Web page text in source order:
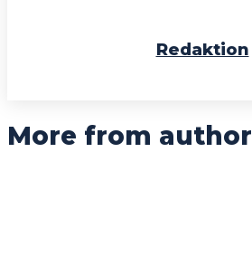
Redaktion
More from author